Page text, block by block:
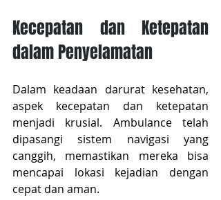
Kecepatan dan Ketepatan
dalam Penyelamatan
Dalam keadaan darurat kesehatan,
aspek kecepatan dan ketepatan
menjadi krusial. Ambulance telah
dipasangi sistem navigasi yang
canggih, memastikan mereka bisa
mencapai lokasi kejadian dengan
cepat dan aman.